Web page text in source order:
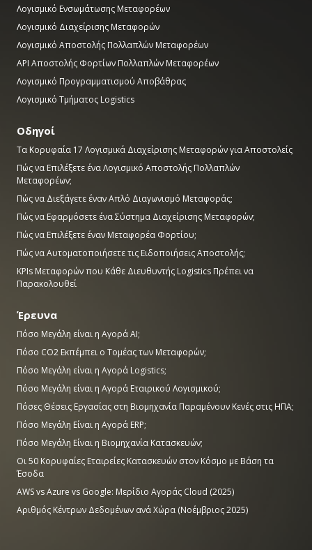
Λογισμικό Ενσωμάτωσης Μεταφορέων
Λογισμικό Διαχείρισης Μεταφορών
Λογισμικό Αποστολής Πολλαπλών Μεταφορέων
API Αποστολής Φορτίων Πολλαπλών Μεταφορέων
Λογισμικό Προγραμματισμού Αποβάθρας
Λογισμικό Τμήματος Logistics
Οδηγοί
Τα Κορυφαία 17 Λογισμικά Διαχείρισης Μεταφορών για Αποστολείς
Πώς να Επιλέξετε ένα Λογισμικό Αποστολής Πολλαπλών
Μεταφορέων;
Πώς να Διεξάγετε έναν Απλό Διαγωνισμό Μεταφοράς;
Πώς να Εφαρμόσετε ένα Σύστημα Διαχείρισης Μεταφορών;
Πώς να Επιλέξετε έναν Μεταφορέα Φορτίου;
Πώς να Αυτοματοποιήσετε τις Ειδοποιήσεις Αποστολής;
KPIs Μεταφορών που Κάθε Διευθυντής Logistics Πρέπει να
Παρακολουθεί
Έρευνα
Πόσο Μεγάλη είναι η Αγορά AI;
Πόσο CO2 Εκπέμπει ο Τομέας των Μεταφορών;
Πόσο Μεγάλη είναι η Αγορά Logistics;
Πόσο Μεγάλη είναι η Αγορά Εταιρικού Λογισμικού;
Πόσες Θέσεις Εργασίας στη Βιομηχανία Παραμένουν Κενές στις ΗΠΑ;
Πόσο Μεγάλη Είναι η Αγορά ERP;
Πόσο Μεγάλη Είναι η Βιομηχανία Κατασκευών;
Οι 50 Κορυφαίες Εταιρείες Κατασκευών στον Κόσμο με Βάση τα
Έσοδα
AWS vs Azure vs Google: Μερίδιο Αγοράς Cloud (2025)
Αριθμός Κέντρων Δεδομένων ανά Χώρα (Νοέμβριος 2025)